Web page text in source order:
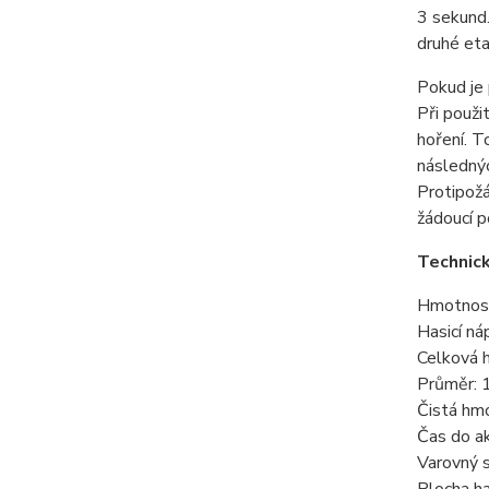
3
druhé
Pokud je
Při
hoření.
žádoucí
Hasicí
Celková
Průměr:
Čistá
Čas do
Varovný